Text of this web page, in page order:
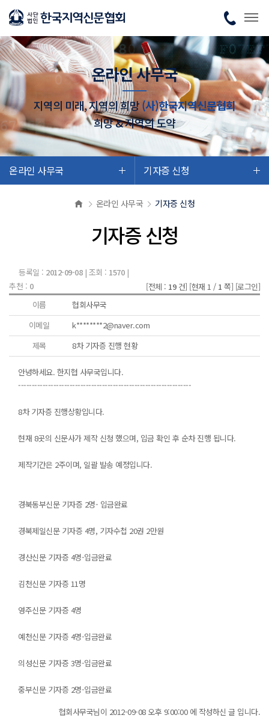
온라인 사무국
지역의 미래, 지역의 희망(사)한국지역신문협회
희망 & 지역의 도약
온라인 사무국 기자증 신청
온라인 사무국 기자증 신청
기자증 신청
등록일 : 2012-09-08| 조회 : 1570|
추천 : 0 [전체 : 19건] [현재 1 / 1 쪽] [로그인]
이름
협회사무국
이메일
k********2@naver.com
제목
8차 기자증 진행 현황
안녕하세요. 한지협 사무국입니다.
----------------------------------------------------------------
8차 기자증 진행상황입니다.
현재 8곳의 신문사가 제작 신청 했으며, 입금 확인 후 순차 진행 됩니다.
제작기간은 2주이며, 일괄 발송 예정입니다.
경북동부신문 기자증 2명- 입금완료
경북제일신문 기자증 4명, 기자수첩 20권 2만원
경산신문 기자증 4명-입금완료
김천신문 기자증 11명
영주신문 기자증 4명
예천신문 기자증 4명-입금완료
의성신문 기자증 3명-입금완료
중부신문 기자증 2명-입금완료
협회사무국님이 2012-09-08 오후 9:00:00 에 작성하신 글 입니다.